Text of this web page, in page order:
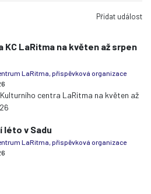
Přidat událost
KC LaRitma na květen až srpen
LaRitma, příspěvková organizace
centra LaRitma na květen až
léto v Sadu
LaRitma, příspěvková organizace